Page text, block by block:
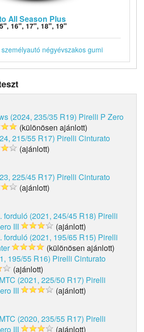
All Season Plus
16", 17", 18", 19"
négyévszakos gumi
(2024, 235/35 R19) Pirelli P Zero
(különösen ajánlott)
215/55 R17) Pirelli Cinturato
(ajánlott)
225/45 R17) Pirelli Cinturato
(ajánlott)
forduló (2021, 245/45 R18) Pirelli
III
(ajánlott)
forduló (2021, 195/65 R15) Pirelli
(különösen ajánlott)
195/55 R16) Pirelli Cinturato
(ajánlott)
(2021, 225/50 R17) Pirelli
III
(ajánlott)
(2020, 235/55 R17) Pirelli
III
(ajánlott)